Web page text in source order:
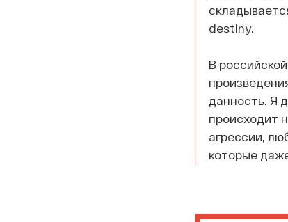
destiny.
В
данность. Я
происходит
агрессии,
которые